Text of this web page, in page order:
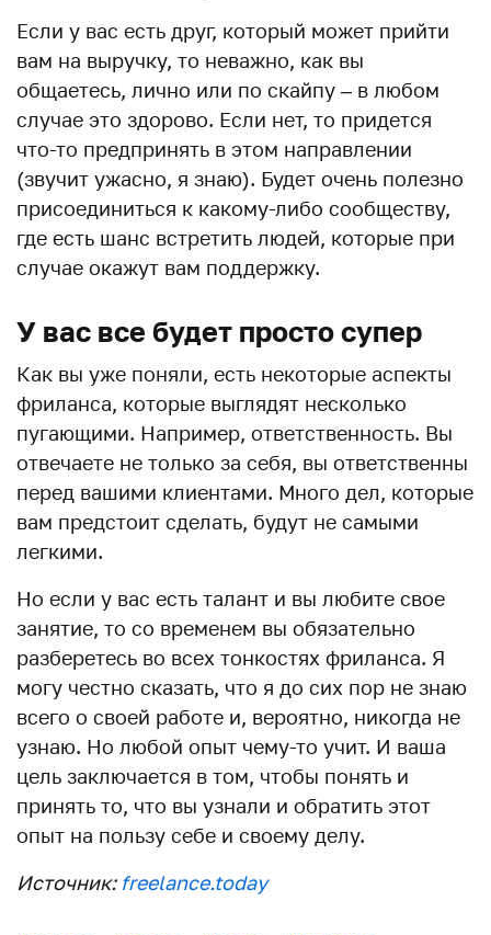
Если у вас есть друг, который может прийти
вам на выручку, то неважно, как вы
общаетесь, лично или по скайпу – в любом
случае это здорово. Если нет, то придется
что-то предпринять в этом направлении
(звучит ужасно, я знаю). Будет очень полезно
присоединиться к какому-либо сообществу,
где есть шанс встретить людей, которые при
случае окажут вам поддержку.
У вас все будет просто супер
Как вы уже поняли, есть некоторые аспекты
фриланса, которые выглядят несколько
пугающими. Например, ответственность. Вы
отвечаете не только за себя, вы ответственны
перед вашими клиентами. Много дел, которые
вам предстоит сделать, будут не самыми
легкими.
Но если у вас есть талант и вы любите свое
занятие, то со временем вы обязательно
разберетесь во всех тонкостях фриланса. Я
могу честно сказать, что я до сих пор не знаю
всего о своей работе и, вероятно, никогда не
узнаю. Но любой опыт чему-то учит. И ваша
цель заключается в том, чтобы понять и
принять то, что вы узнали и обратить этот
опыт на пользу себе и своему делу.
Источник: freelance.today